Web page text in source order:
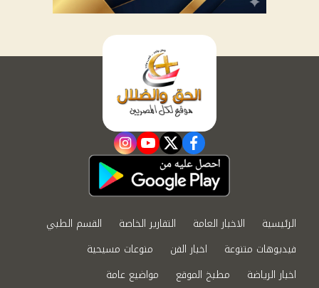
facebook
twitter
youtube
instagram
الرئيسية الاخبار العامة التقارير الخاصة
القسم الطبي
فيديوهات متنوعة
اخبار الفن
منوعات مسيحية
اخبار الرياضة
مطبخ الموقع مواضيع عامة